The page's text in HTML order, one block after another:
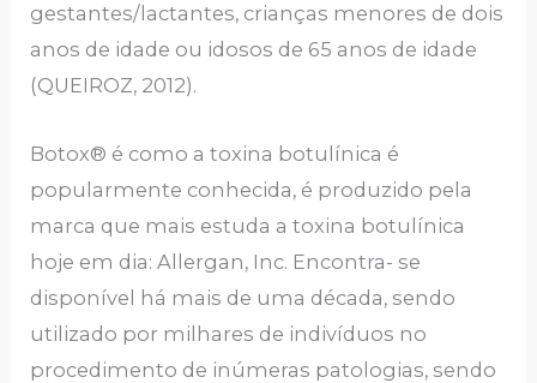
gestantes/lactantes, crianças menores de dois
anos de idade ou idosos de 65 anos de idade
(QUEIROZ, 2012).
Botox® é como a toxina botulínica é
popularmente conhecida, é produzido pela
marca que mais estuda a toxina botulínica
hoje em dia: Allergan, Inc. Encontra- se
disponível há mais de uma década, sendo
utilizado por milhares de indivíduos no
procedimento de inúmeras patologias, sendo